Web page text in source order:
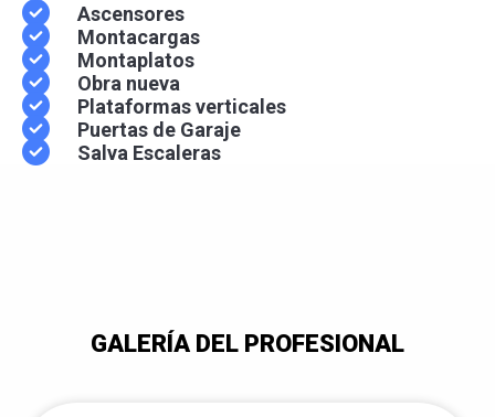
Ascensores
Montacargas
Montaplatos
Obra nueva
Plataformas verticales
Puertas de Garaje
Salva Escaleras
GALERÍA DEL PROFESIONAL